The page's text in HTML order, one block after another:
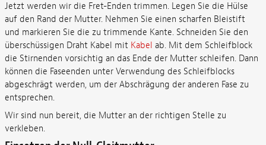
Jetzt werden wir die Fret-Enden trimmen. Legen Sie die Hülse
auf den Rand der Mutter. Nehmen Sie einen scharfen Bleistift
und markieren Sie die zu trimmende Kante. Schneiden Sie den
überschüssigen Draht Kabel mit Kabel ab. Mit dem Schleifblock
die Stirnenden vorsichtig an das Ende der Mutter schleifen. Dann
können die Faseenden unter Verwendung des Schleifblocks
abgeschrägt werden, um der Abschrägung der anderen Fase zu
entsprechen.
Wir sind nun bereit, die Mutter an der richtigen Stelle zu
verkleben.